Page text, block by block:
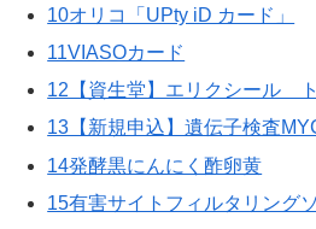
10オリコ「UPty iD カード」
11VIASOカード
12【資生堂】エリクシール
13【新規申込】遺伝子検査
14発酵黒にんにく酢卵黄
15有害サイトフィルタリング